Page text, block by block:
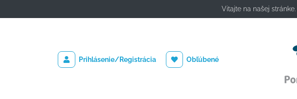
Vitajte na našej stránke.
Prihlásenie/Registrácia Obľúbené